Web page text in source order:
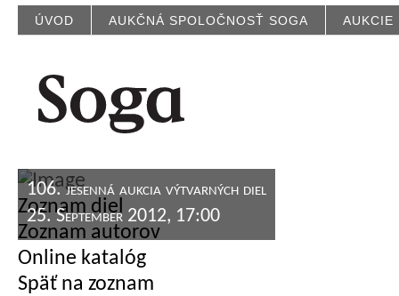
ÚVOD AUKČNÁ SPOLOČNOSŤ SOGA AUKCIE
106. jesenná aukcia výtvarných diel
25. September 2012, 17:00
Zoznam diel
Zoznam autorov
Online katalóg
Späť na zoznam